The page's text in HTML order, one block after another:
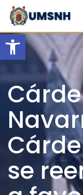
Open
Skip
content
se